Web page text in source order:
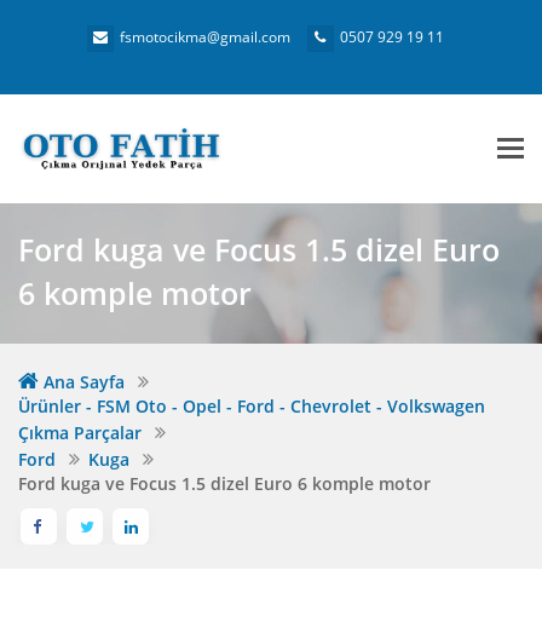
fsmotocikma@gmail.com 0507 929 19 11
Ford kuga ve Focus 1.5 dizel Euro
6 komple motor
Ana Sayfa
Ürünler - FSM Oto - Opel - Ford - Chevrolet - Volkswagen
Çıkma Parçalar
Ford
Kuga
Ford kuga ve Focus 1.5 dizel Euro 6 komple motor